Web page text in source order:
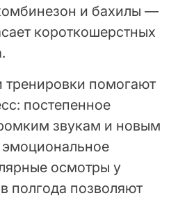
и бахилы —
короткошерстных
тренировки помогают
постепенное
звукам и новым
осмотры у
полгода позволяют